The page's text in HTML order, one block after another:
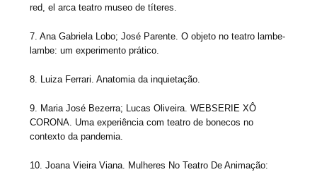
red, el arca teatro museo de títeres.
7. Ana Gabriela Lobo; José Parente. O objeto no teatro lambe-
lambe: um experimento prático.
8. Luiza Ferrari. Anatomia da inquietação.
9. Maria José Bezerra; Lucas Oliveira. WEBSERIE XÔ
CORONA. Uma experiência com teatro de bonecos no
contexto da pandemia.
10. Joana Vieira Viana. Mulheres No Teatro De Animação: